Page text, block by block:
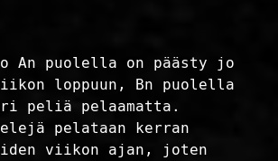
An puolella on päästy jo
loppuun, Bn puolella
peliä pelaamatta.
pelataan kerran
viikon ajan, joten